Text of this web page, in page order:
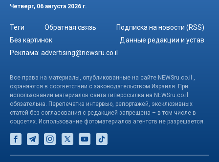
Четверг, 06 августа 2026 г.
Теги Обратная связь
Подписка на новости (RSS)
Без картинок
Данные редакции и устав
Реклама: advertising@newsru.co.il
Все права на материалы, опубликованные на сайте NEWSru.co.il ,
охраняются в соответствии с законодательством Израиля. При
использовании материалов сайта гиперссылка на NEWSru.co.il
обязательна. Перепечатка интервью, репортажей, эксклюзивных
статей без согласования с редакцией запрещена – в том числе в
соцсетях. Использование фотоматериалов агентств не разрешается.